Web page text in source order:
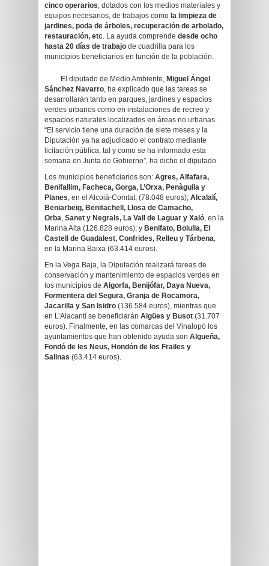
cinco operarios, dotados con los medios materiales y
equipos necesarios, de trabajos como la limpieza de
jardines, poda de árboles, recuperación de arbolado,
restauración, etc. La ayuda comprende desde ocho
hasta 20 días de trabajo de cuadrilla para los
municipios beneficiarios en función de la población.
El diputado de Medio Ambiente, Miguel Ángel
Sánchez Navarro, ha explicado que las tareas se
desarrollarán tanto en parques, jardines y espacios
verdes urbanos como en instalaciones de recreo y
espacios naturales localizados en áreas no urbanas.
“El servicio tiene una duración de siete meses y la
Diputación ya ha adjudicado el contrato mediante
licitación pública, tal y como se ha informado esta
semana en Junta de Gobierno”, ha dicho el diputado.
Los municipios beneficiarios son: Agres, Alfafara,
Benifallim, Facheca, Gorga, L’Orxa, Penàguila y
Planes, en el Alcoià-Comtat, (78.048 euros); Alcalalí,
Beniarbeig, Benitachell, Llosa de Camacho,
Orba, Sanet y Negrals, La Vall de Laguar y Xaló, en la
Marina Alta (126.828 euros); y Benifato, Bolulla, El
Castell de Guadalest, Confrides, Relleu y Tárbena,
en la Marina Baixa (63.414 euros).
En la Vega Baja, la Diputación realizará tareas de
conservación y mantenimiento de espacios verdes en
los municipios de Algorfa, Benijófar, Daya Nueva,
Formentera del Segura, Granja de Rocamora,
Jacarilla y San Isidro (136.584 euros), mientras que
en L’Alacantí se beneficiarán Aigües y Busot (31.707
euros). Finalmente, en las comarcas del Vinalopó los
ayuntamientos que han obtenido ayuda son Algueña,
Fondó de les Neus, Hondón de los Frailes y
Salinas (63.414 euros).